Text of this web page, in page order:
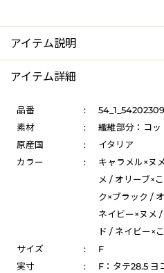
アイテム説明
アイテム詳細
品番 :
素材
:
繊維部分：コ
原産国
:
イタリア
カラー
:
キャラメル×ヌ
メ / オリーブ×
ク×ブラック /
ネイビー×ヌメ
ド / ネイビー×
サイズ
:
F
実寸
: F：タテ28.5 ヨ